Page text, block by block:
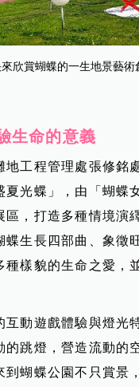
欣賞蝴蝶的一生地景藝術
生命的意義
地工程管理處張修銘
夏光蝶」，由「蝴蝶
區，打造多種情境演
蝶生長四部曲、象徵
種樣貌的生命之愛，
互動遊戲體驗與燈光
的跳燈，營造流動的
到蝴蝶公園不只賞景